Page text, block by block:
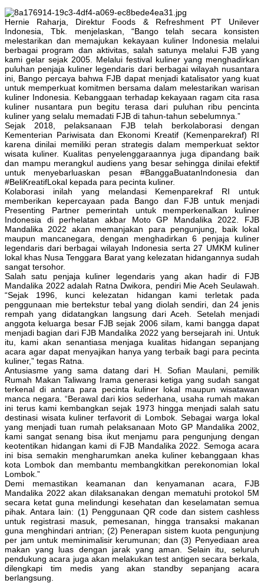
Hernie Raharja, Direktur Foods & Refreshment PT Unilever
Indonesia, Tbk. menjelaskan, “Bango telah secara konsisten
melestarikan dan memajukan kekayaan kuliner Indonesia melalui
berbagai program dan aktivitas, salah satunya melalui FJB yang
kami gelar sejak 2005. Melalui festival kuliner yang menghadirkan
puluhan penjaja kuliner legendaris dari berbagai wilayah nusantara
ini, Bango percaya bahwa FJB dapat menjadi katalisator yang kuat
untuk memperkuat komitmen bersama dalam melestarikan warisan
kuliner Indonesia. Kebanggaan terhadap kekayaan ragam cita rasa
kuliner nusantara pun begitu terasa dari puluhan ribu pencinta
kuliner yang selalu memadati FJB di tahun-tahun sebelumnya.”
Sejak 2018, pelaksanaan FJB telah berkolaborasi dengan
Kementerian Pariwisata dan Ekonomi Kreatif (Kemenparekraf) RI
karena dinilai memiliki peran strategis dalam memperkuat sektor
wisata kuliner. Kualitas penyelenggaraannya juga dipandang baik
dan mampu merangkul audiens yang besar sehingga dinilai efektif
untuk menyebarluaskan pesan #BanggaBuatanIndonesia dan
#BeliKreatifLokal kepada para pecinta kuliner.
Kolaborasi inilah yang melandasi Kemenparekraf RI untuk
memberikan kepercayaan pada Bango dan FJB untuk menjadi
Presenting Partner pemerintah untuk memperkenalkan kuliner
Indonesia di perhelatan akbar Moto GP Mandalika 2022. FJB
Mandalika 2022 akan memanjakan para pengunjung, baik lokal
maupun mancanegara, dengan menghadirkan 6 penjaja kuliner
legendaris dari berbagai wilayah Indonesia serta 27 UMKM kuliner
lokal khas Nusa Tenggara Barat yang kelezatan hidangannya sudah
sangat tersohor.
Salah satu penjaja kuliner legendaris yang akan hadir di FJB
Mandalika 2022 adalah Ratna Dwikora, pendiri Mie Aceh Seulawah.
“Sejak 1996, kunci kelezatan hidangan kami terletak pada
penggunaan mie bertekstur tebal yang diolah sendiri, dan 24 jenis
rempah yang didatangkan langsung dari Aceh. Setelah menjadi
anggota keluarga besar FJB sejak 2006 silam, kami bangga dapat
menjadi bagian dari FJB Mandalika 2022 yang bersejarah ini. Untuk
itu, kami akan senantiasa menjaga kualitas hidangan sepanjang
acara agar dapat menyajikan hanya yang terbaik bagi para pecinta
kuliner,” tegas Ratna.
Antusiasme yang sama datang dari H. Sofian Maulani, pemilik
Rumah Makan Taliwang Irama generasi ketiga yang sudah sangat
terkenal di antara para pecinta kuliner lokal maupun wisatawan
manca negara. “Berawal dari kios sederhana, usaha rumah makan
ini terus kami kembangkan sejak 1973 hingga menjadi salah satu
destinasi wisata kuliner terfavorit di Lombok. Sebagai warga lokal
yang menjadi tuan rumah pelaksanaan Moto GP Mandalika 2002,
kami sangat senang bisa ikut menjamu para pengunjung dengan
keotentikan hidangan kami di FJB Mandalika 2022. Semoga acara
ini bisa semakin mengharumkan aneka kuliner kebanggaan khas
kota Lombok dan membantu membangkitkan perekonomian lokal
Lombok.”
Demi memastikan keamanan dan kenyamanan acara, FJB
Mandalika 2022 akan dilaksanakan dengan mematuhi protokol 5M
secara ketat guna melindungi kesehatan dan keselamatan semua
pihak. Antara lain: (1) Penggunaan QR code dan sistem cashless
untuk registrasi masuk, pemesanan, hingga transaksi makanan
guna menghindari antrian; (2) Penerapan sistem kuota pengunjung
per jam untuk meminimalisir kerumunan; dan (3) Penyediaan area
makan yang luas dengan jarak yang aman. Selain itu, seluruh
pendukung acara juga akan melakukan test antigen secara berkala,
dilengkapi tim medis yang akan standby sepanjang acara
berlangsung.